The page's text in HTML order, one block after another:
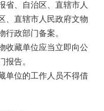
省、自治区、直辖市人
、直辖市人民政府文物
行政部门备案。
藏单位应当立即向公
报告。
单位的工作人员不得借